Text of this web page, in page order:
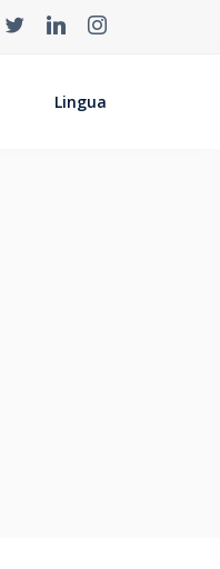
Lingua